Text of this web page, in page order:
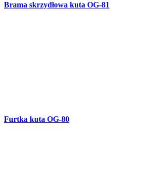
Balustrada kuta balkonowa i schodowa B-75
Furtka z elementami drewnianymi OG-79